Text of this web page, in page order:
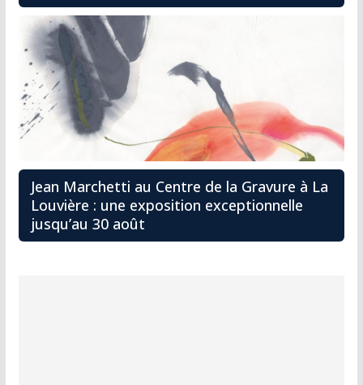
Jean Marchetti au Centre de la Gravure à La
Louvière : une exposition exceptionnelle
jusqu’au 30 août